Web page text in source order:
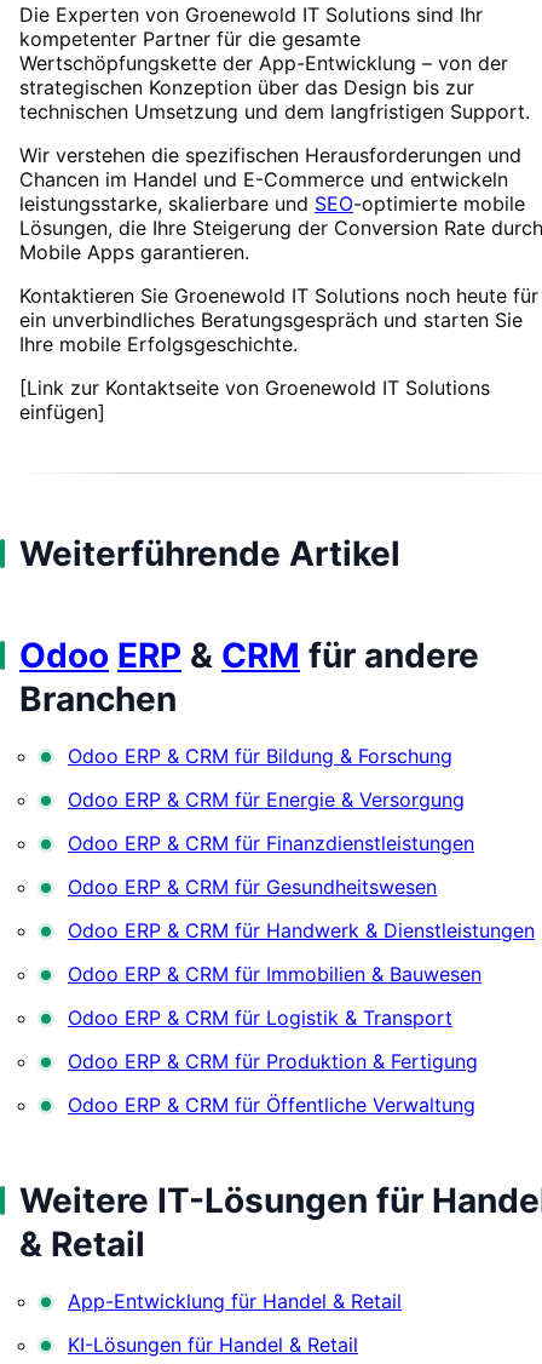
Die Experten von Groenewold IT Solutions sind Ihr
kompetenter Partner für die gesamte
Wertschöpfungskette der App-Entwicklung – von der
strategischen Konzeption über das Design bis zur
technischen Umsetzung und dem langfristigen Support.
Wir verstehen die spezifischen Herausforderungen und
Chancen im Handel und E-Commerce und entwickeln
leistungsstarke, skalierbare und SEO-optimierte mobile
Lösungen, die Ihre Steigerung der Conversion Rate durch
Mobile Apps garantieren.
Kontaktieren Sie Groenewold IT Solutions noch heute für
ein unverbindliches Beratungsgespräch und starten Sie
Ihre mobile Erfolgsgeschichte.
[Link zur Kontaktseite von Groenewold IT Solutions
einfügen]
Weiterführende Artikel
Odoo ERP & CRM für andere
Branchen
Odoo ERP & CRM für Bildung & Forschung
Odoo ERP & CRM für Energie & Versorgung
Odoo ERP & CRM für Finanzdienstleistungen
Odoo ERP & CRM für Gesundheitswesen
Odoo ERP & CRM für Handwerk & Dienstleistungen
Odoo ERP & CRM für Immobilien & Bauwesen
Odoo ERP & CRM für Logistik & Transport
Odoo ERP & CRM für Produktion & Fertigung
Odoo ERP & CRM für Öffentliche Verwaltung
Weitere IT-Lösungen für
& Retail
App-Entwicklung für Handel & Retail
KI-Lösungen für Handel & Retail